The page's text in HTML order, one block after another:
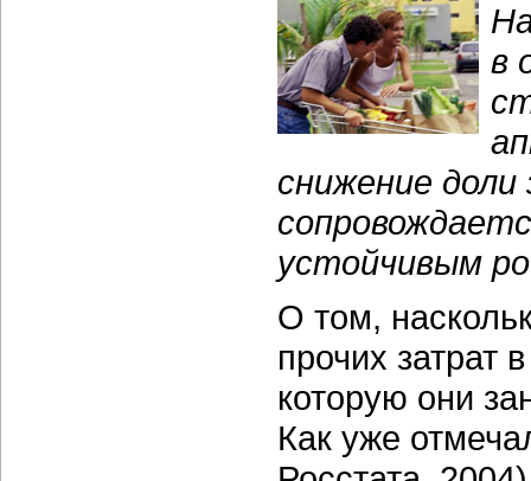
в
снижение
устойчивым
О том,
прочих затрат
которую они
Как уже